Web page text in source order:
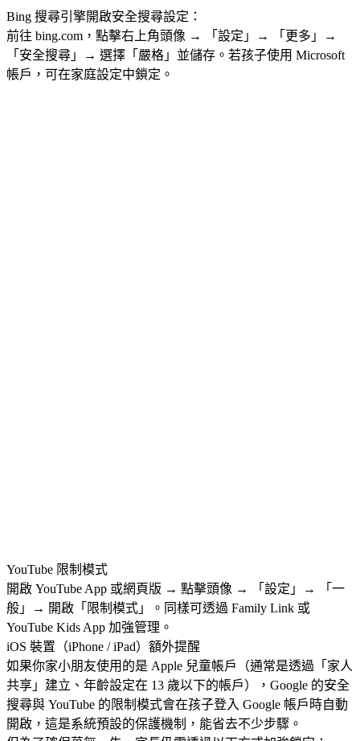
Bing 搜尋引擎開啟安全搜尋設定：
前往 bing.com，點擊右上角頭像 → 「設定」→ 「更多」→
「安全搜尋」→ 選擇「嚴格」並儲存。若孩子使用 Microsoft
帳戶，可在家庭設定中鎖定。
YouTube 限制模式
開啟 YouTube App 或網頁版 → 點擊頭像 → 「設定」→ 「一
般」→ 開啟「限制模式」。同樣可透過 Family Link 或
YouTube Kids App 加強管理。
iOS 裝置（iPhone / iPad）額外提醒
如果你家小朋友使用的是 Apple 兒童帳戶（通常是透過「家人
共享」建立、年齡設定在 13 歲以下的帳戶），Google 的安全
搜尋與 YouTube 的限制模式會在孩子登入 Google 帳戶時自動
開啟，這是系統預設的保護機制，能省去不少步驟。